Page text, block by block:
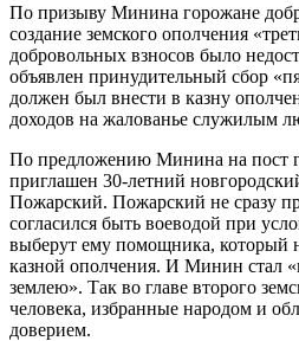
По призыву Минина горожане
создание земского ополчения
добровольных взносов было
объявлен принудительный сбор
должен был внести в казну
доходов на жалованье служилым
По предложению Минина на пост
приглашен 30-летний
Пожарский. Пожарский не сразу
согласился быть воеводой при
выберут ему помощника, который
казной ополчения. И Минин стал
землею». Так во главе второго
человека, избранные народом и
доверием.